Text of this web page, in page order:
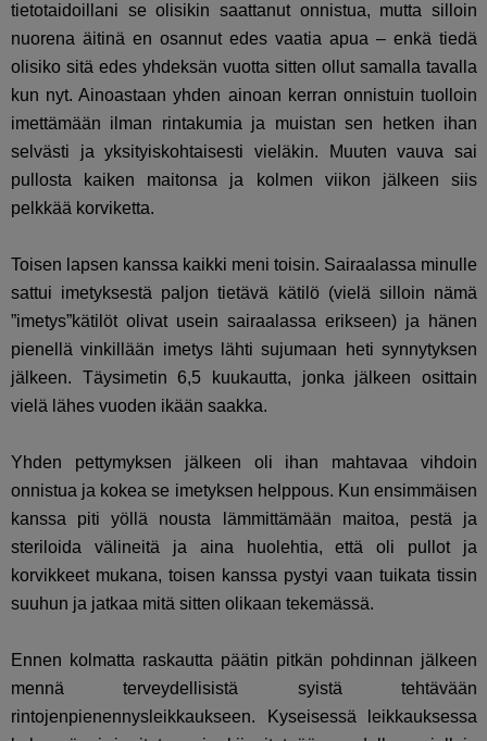
tietotaidoillani se olisikin saattanut onnistua, mutta silloin
nuorena äitinä en osannut edes vaatia apua – enkä tiedä
olisiko sitä edes yhdeksän vuotta sitten ollut samalla tavalla
kun nyt. Ainoastaan yhden ainoan kerran onnistuin tuolloin
imettämään ilman rintakumia ja muistan sen hetken ihan
selvästi ja yksityiskohtaisesti vieläkin. Muuten vauva sai
pullosta kaiken maitonsa ja kolmen viikon jälkeen siis
pelkkää korviketta.
Toisen lapsen kanssa kaikki meni toisin. Sairaalassa minulle
sattui imetyksestä paljon tietävä kätilö (vielä silloin nämä
”imetys”kätilöt olivat usein sairaalassa erikseen) ja hänen
pienellä vinkillään imetys lähti sujumaan heti synnytyksen
jälkeen. Täysimetin 6,5 kuukautta, jonka jälkeen osittain
vielä lähes vuoden ikään saakka.
Yhden pettymyksen jälkeen oli ihan mahtavaa vihdoin
onnistua ja kokea se imetyksen helppous. Kun ensimmäisen
kanssa piti yöllä nousta lämmittämään maitoa, pestä ja
steriloida välineitä ja aina huolehtia, että oli pullot ja
korvikkeet mukana, toisen kanssa pystyi vaan tuikata tissin
suuhun ja jatkaa mitä sitten olikaan tekemässä.
Ennen kolmatta raskautta päätin pitkän pohdinnan jälkeen
mennä terveydellisistä syistä tehtävään
rintojenpienennysleikkaukseen. Kyseisessä leikkauksessa